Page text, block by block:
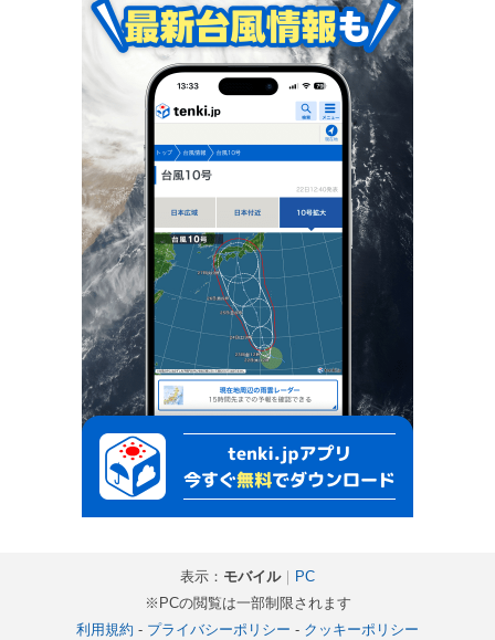
表示： モバイル｜
PC
※PCの閲覧は一部制限されます
利用規約 - プライバシーポリシー - クッキーポリシー